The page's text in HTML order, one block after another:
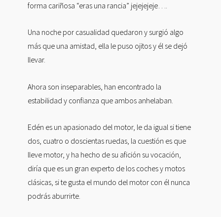
forma cariñosa “eras una rancia” jejejejeje….
Una noche por casualidad quedaron y surgió algo
más que una amistad, ella le puso ojitos y él se dejó
llevar.
Ahora son inseparables, han encontrado la
estabilidad y confianza que ambos anhelaban.
Edén es un apasionado del motor, le da igual si tiene
dos, cuatro o doscientas ruedas, la cuestión es que
lleve motor, y ha hecho de su afición su vocación,
diría que es un gran experto de los coches y motos
clásicas, si te gusta el mundo del motor con él nunca
podrás aburrirte.